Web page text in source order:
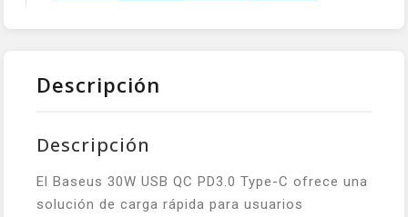
Descripción
Descripción
El Baseus 30W USB QC PD3.0 Type-C ofrece una
solución de carga rápida para usuarios